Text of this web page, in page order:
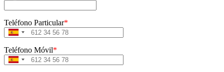
Teléfono Particular*
Spain
Teléfono Móvil*
Spain